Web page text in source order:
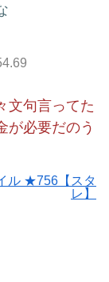
文句言ってた
が必要だのう
ル ★756【スタ
レ】